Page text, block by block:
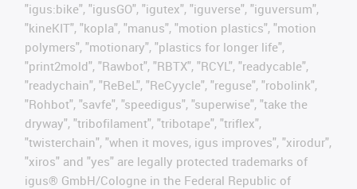
"igus:bike", "igusGO", "igutex", "iguverse", "iguversum",
"kineKIT", "kopla", "manus", "motion plastics", "motion
polymers", "motionary", "plastics for longer life",
"print2mold", "Rawbot", "RBTX", "RCYL", "readycable",
"readychain", "ReBeL", "ReCyycle", "reguse", "robolink",
"Rohbot", "savfe", "speedigus", "superwise", "take the
dryway", "tribofilament", "tribotape", "triflex",
"twisterchain", "when it moves, igus improves", "xirodur",
"xiros" and "yes" are legally protected trademarks of
igus® GmbH/Cologne in the Federal Republic of